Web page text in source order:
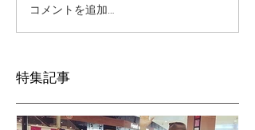
コメントを追加…
特集記事